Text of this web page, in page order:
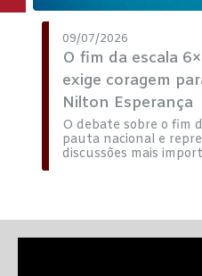
09/07/2026
O fim da escala
exige coragem
Nilton Esperança
O debate sobre o fim
pauta nacional e
discussões mais